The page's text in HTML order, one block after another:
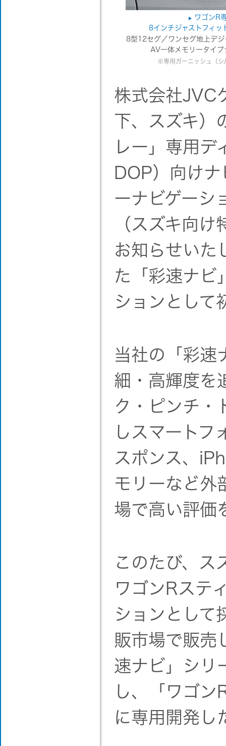
ワゴンR
8インチジャストフィッ
8型12セグ／ワンセグ地上デ
AV一体メモリータイプ
※専用ガーニッシュ（シ
株式会社JVC
下、スズキ）
レー」専用
DOP）向け
ーナビゲーシ
（スズキ向
お知らせいた
た「彩速ナビ
ションとして
当社の「彩速
細・高輝度を
ク・ピンチ・
しスマートフ
スポンス、
モリーなど外
場で高い評価
このたび、ス
ワゴンRステ
ションとして
販市場で販売
速ナビ」シリ
し、「ワゴン
に専用開発し